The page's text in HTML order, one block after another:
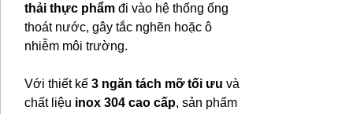
thải thực phẩm đi vào hệ thống ống
thoát nước, gây tắc nghẽn hoặc ô
nhiễm môi trường.
Với thiết kế 3 ngăn tách mỡ tối ưu và
chất liệu inox 304 cao cấp, sản phẩm